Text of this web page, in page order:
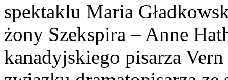
spektaklu Maria
żony Szekspira – Anne
kanadyjskiego pisarza